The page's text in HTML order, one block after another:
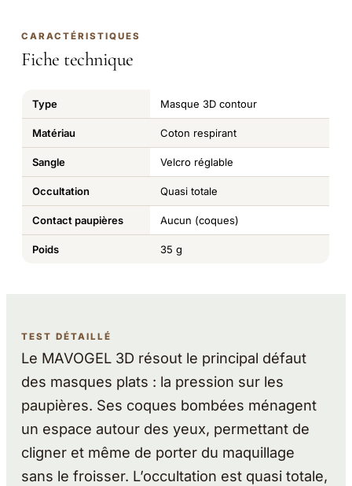
CARACTÉRISTIQUES
Fiche technique
Type Masque 3D contour
Matériau Coton respirant
Sangle Velcro réglable
Occultation Quasi totale
Contact paupières Aucun (coques)
Poids 35 g
TEST DÉTAILLÉ
Le MAVOGEL 3D résout le principal défaut
des masques plats : la pression sur les
paupières. Ses coques bombées ménagent
un espace autour des yeux, permettant de
cligner et même de porter du maquillage
sans le froisser. L’occultation est quasi totale,